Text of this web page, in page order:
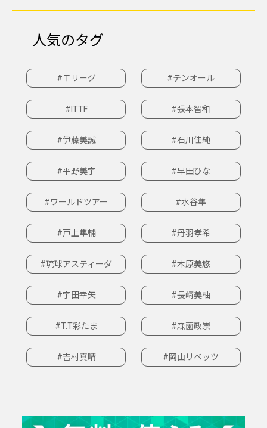
人気のタグ
#Ｔリーグ #テンオール
#ITTF #張本智和
#伊藤美誠 #石川佳純
#平野美宇 #早田ひな
#ワールドツアー #水谷隼
#戸上隼輔 #丹羽孝希
#琉球アスティーダ #木原美悠
#宇田幸矢 #長﨑美柚
#T.T彩たま #森薗政崇
#吉村真晴 #岡山リベッツ